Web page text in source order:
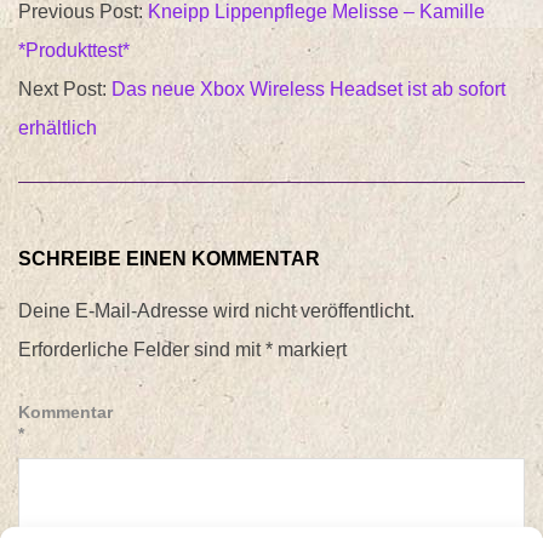
03-
16
Previous Post: Kneipp Lippenpflege Melisse – Kamille
*Produkttest*
Next Post: Das neue Xbox Wireless Headset ist ab sofort
erhältlich
SCHREIBE EINEN KOMMENTAR
Deine E-Mail-Adresse wird nicht veröffentlicht.
Erforderliche Felder sind mit* markiert
Kommentar
*